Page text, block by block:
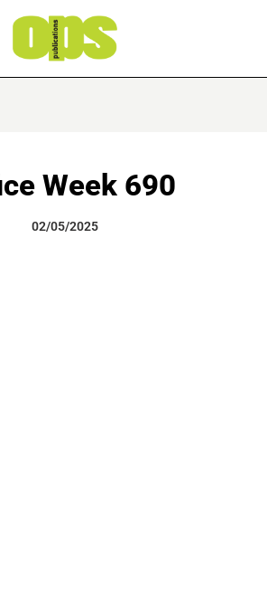
Week 690
02/05/2025